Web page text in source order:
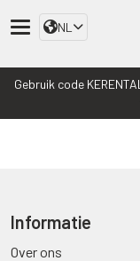
NL
Gebruik code
Informatie
Over ons